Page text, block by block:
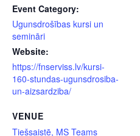
Event Category:
Ugunsdrošības kursi un
semināri
Website:
https://fnserviss.lv/kursi-
160-stundas-ugunsdrosiba-
un-aizsardziba/
VENUE
Tiešsaistē, MS Teams